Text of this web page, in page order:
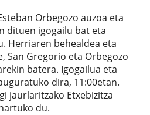
Orbegozo auzoa eta
dituen igogailu bat eta
Herriaren behealdea eta
San Gregorio eta Orbegozo
batera. Igogailua eta
dira, 11:00etan.
jaurlaritzako Etxebizitza
du.